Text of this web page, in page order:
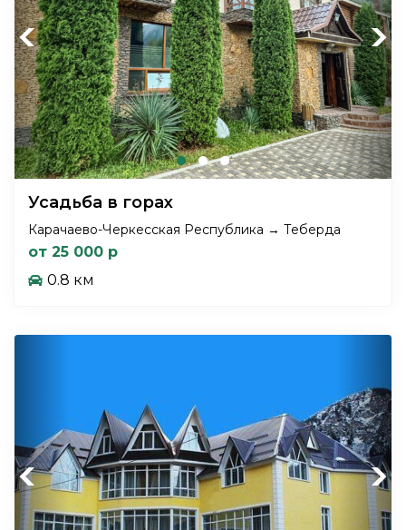
Previous Next
Усадьба в горах
Карачаево-Черкесская Республика → Теберда
от 25 000 р
0.8 км
Previous Next